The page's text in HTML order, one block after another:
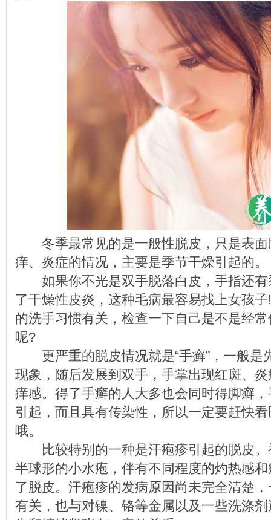
冬季最常见的是一般性脱皮，只是表面
痒、炎症的情况，主要是季节干燥引起的。
如果你不光是双手脱落白皮，手指还有
了干燥性皮炎，这种毛病最容易找上女孩
的洗手习惯有关，检查一下自己是不是经
呢?
更严重的脱皮情况就是“手癣”，一般是
现象，随后发展到双手，手掌出现红斑、
痒感。得了手癣的人大多也会同时得脚癣
引起，而且具有传染性，所以一定要赶快
哦。
比较特别的一种是汗疱疹引起的脱皮。
半球形的小水疱，伴有不同程度的灼热感
了脱皮。汗疱疹的发病原因尚未完全清楚
有关，也与对镍、铬等金属以及一些洗涤